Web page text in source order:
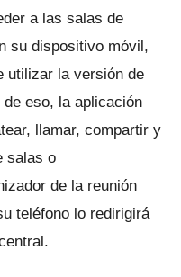
a las salas de
su dispositivo móvil,
utilizar la versión de
de eso, la aplicación
llamar, compartir y
salas o
de la reunión
teléfono lo redirigirá